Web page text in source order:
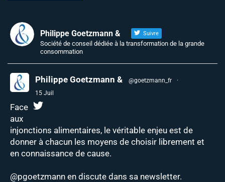
Philippe Goetzmann & Suivre
Société de conseil dédiée à la transformation de la grande
consommation
Philippe Goetzmann & @goetzmann_fr
·
15 Juil
Face
aux
injonctions alimentaires, le véritable enjeu est de
donner à chacun les moyens de choisir librement et
en connaissance de cause.
@pgoetzmann en discute dans sa newsletter.